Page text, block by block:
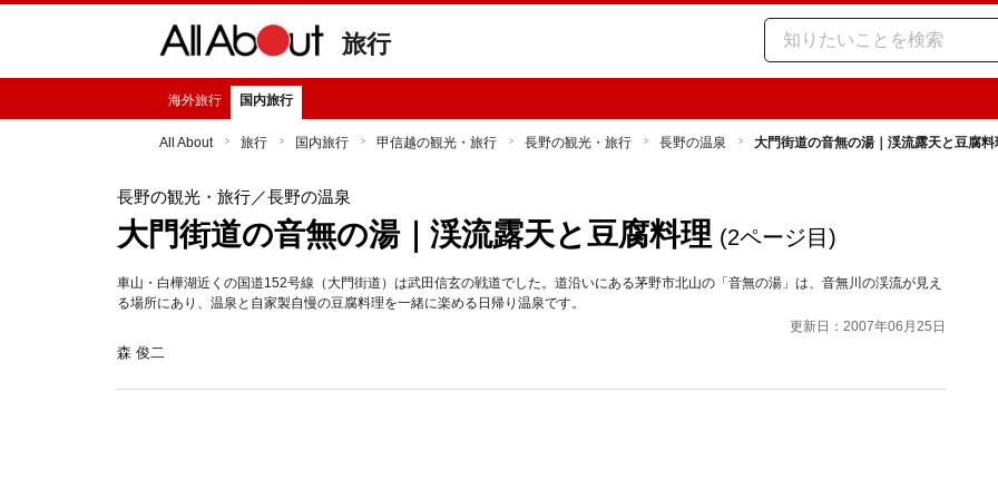
旅行
海外旅行 国内旅行
All About 旅行 国内旅行 甲信越の観光・旅行 長野の観光・旅行 長野の温泉 大門街道の音無の湯｜渓流露天と豆腐料
長野の観光・旅行／長野の温泉
大門街道の音無の湯｜渓流露天と豆腐料理 (2ページ目)
車山・白樺湖近くの国道152号線（大門街道）は武田信玄の戦道でした。道沿いにある茅野市北山の「音無の湯」は、音無川の渓流が見え
る場所にあり、温泉と自家製自慢の豆腐料理を一緒に楽める日帰り温泉です。
更新日：2007年06月25日
森 俊二